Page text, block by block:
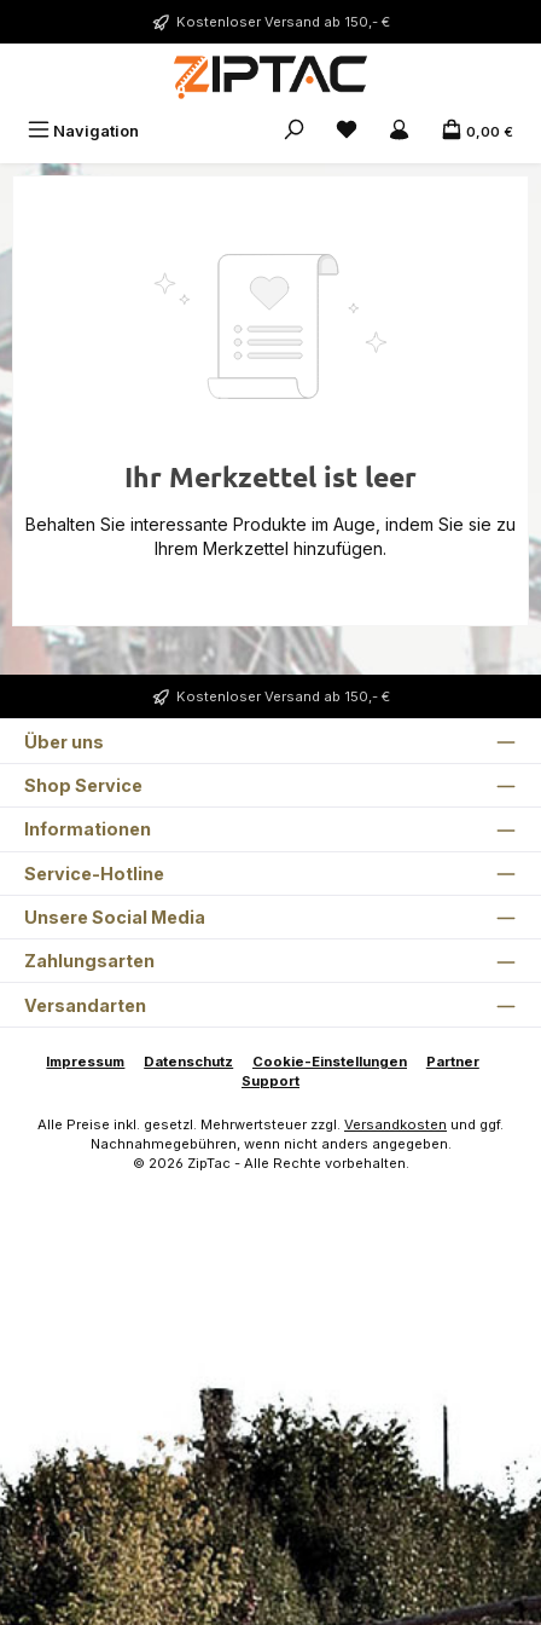
Zum Hauptinhalt springenKostenloser Versand ab 150,- €
Navigation Du hast 0 Produkte auf
0,00 €
Ihr Merkzettel ist leer
Behalten Sie interessante Produkte im Auge, indem Sie sie zu
Ihrem Merkzettel hinzufügen.
Kostenloser Versand ab 150,- €
Über uns
Shop Service
Informationen
Service-Hotline
Unsere Social Media
Zahlungsarten
Versandarten
Impressum Datenschutz Cookie-Einstellungen
Partner
Support
Alle Preise inkl. gesetzl. Mehrwertsteuer zzgl. Versandkosten und ggf.
Nachnahmegebühren, wenn nicht anders angegeben.
© 2026 ZipTac - Alle Rechte vorbehalten.